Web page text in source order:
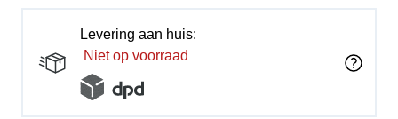
Levering aan huis:
Niet op voorraad